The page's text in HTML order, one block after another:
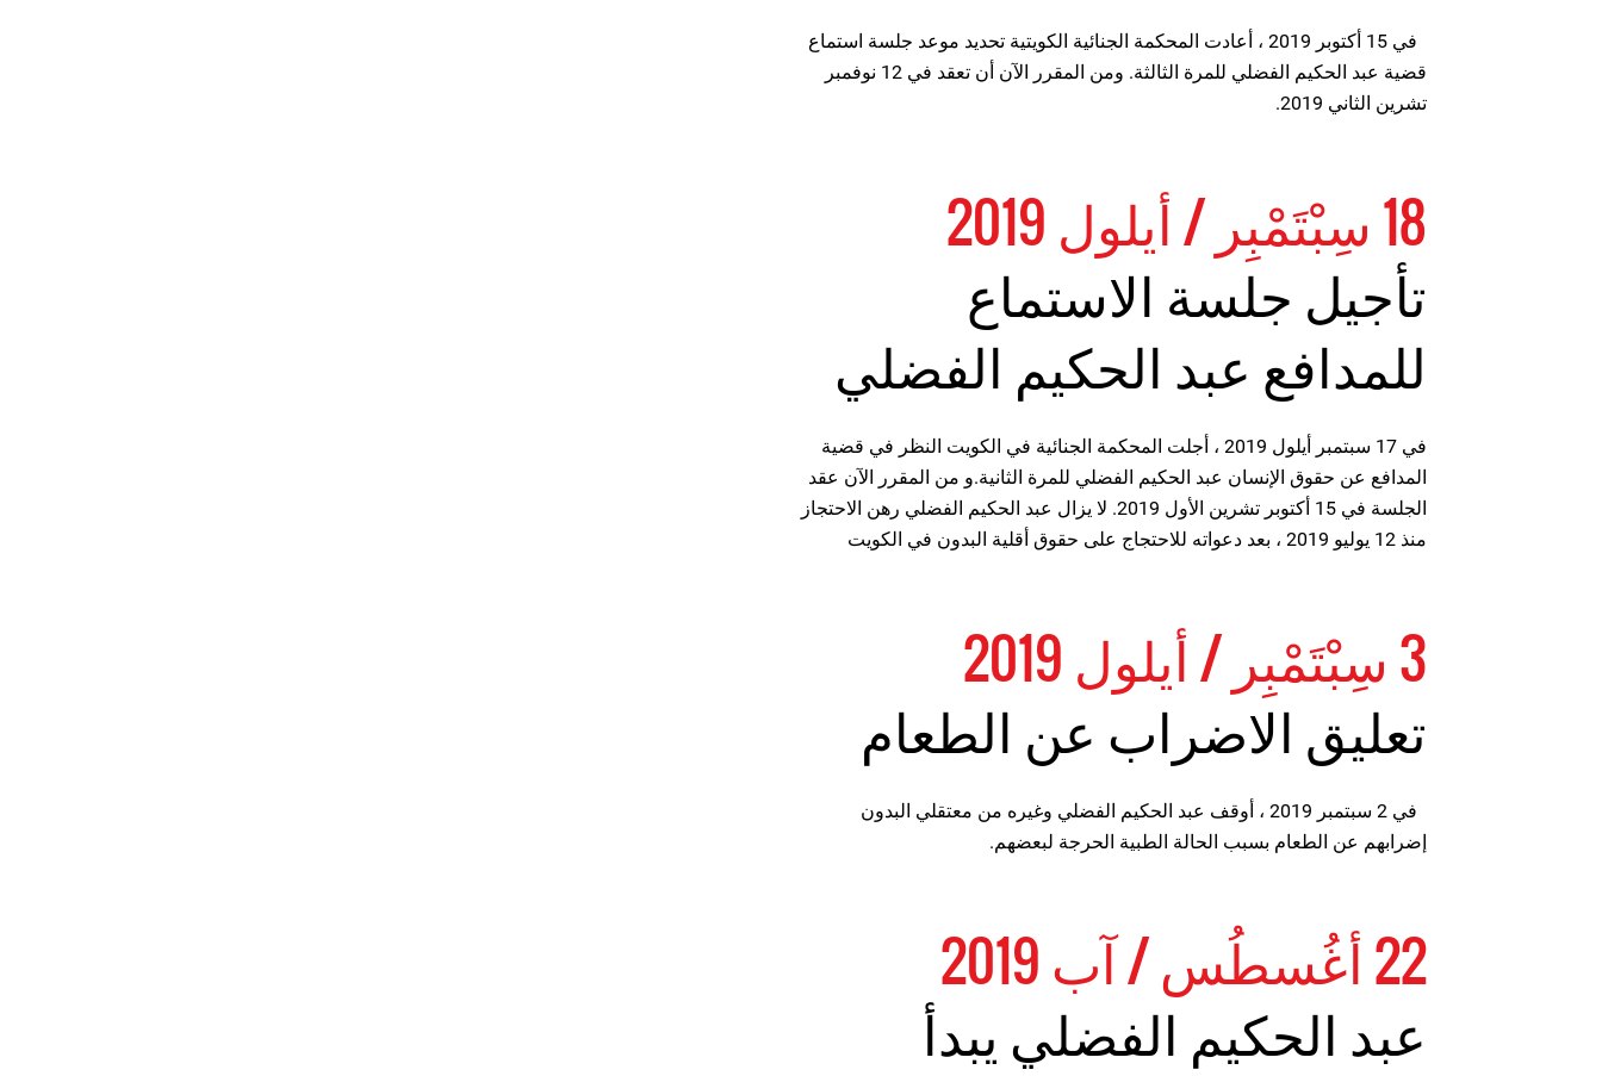
في 15 أكتوبر 2019 ، أعادت المحكمة الجنائية الكويتية تحديد موعد جلسة استماع
قضية عبد الحكيم الفضلي للمرة الثالثة. ومن المقرر الآن أن تعقد في 12 نوفمبر
تشرين الثاني 2019.
18 سِبْتَمْبِر / أيلول 2019
تأجيل جلسة الاستماع
للمدافع عبد الحكيم الفضلي
في 17 سبتمبر أيلول 2019 ، أجلت المحكمة الجنائية في الكويت النظر في قضية
المدافع عن حقوق الإنسان عبد الحكيم الفضلي للمرة الثانية.و من المقرر الآن عقد
الجلسة في 15 أكتوبر تشرين الأول 2019. لا يزال عبد الحكيم الفضلي رهن الاحتجاز
منذ 12 يوليو 2019 ، بعد دعواته للاحتجاج على حقوق أقلية البدون في الكويت
3 سِبْتَمْبِر / أيلول 2019
تعليق الاضراب عن الطعام
في 2 سبتمبر 2019 ، أوقف عبد الحكيم الفضلي وغيره من معتقلي البدون
إضرابهم عن الطعام بسبب الحالة الطبية الحرجة لبعضهم.
22 أغُسطُس / آب 2019
عبد الحكيم الفضلي يبدأ